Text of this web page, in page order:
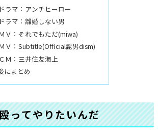
ドラマ：アンチヒーロー
ドラマ：離婚しない男
ＭＶ：それでもただ(miwa)
ＭＶ：Subtitle(Official髭男dism)
ＣＭ：三井住友海上
にまとめ
ってやりたいんだ